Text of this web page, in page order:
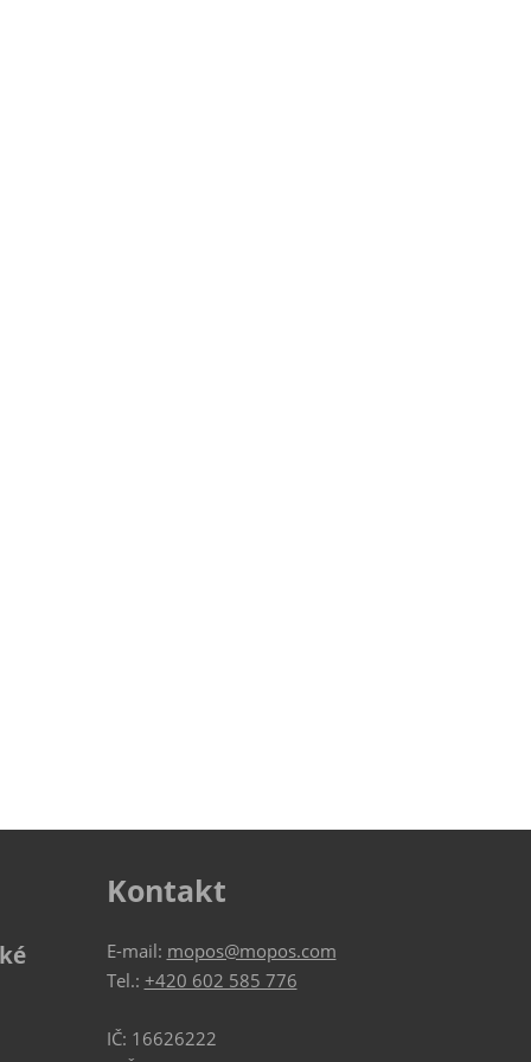
Kontakt
E-mail: mopos@mopos.com
Tel.: +420 602 585 776
IČ: 16626222